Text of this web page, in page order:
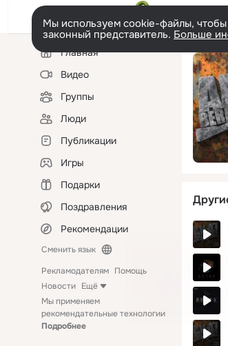
Мы используем cookie-файлы, чтобы
законный представитель. Больше
Левая
колонкаГлавная
Видео
Группы
Люди
Публикации
Игры
Подарки
Поздравления
Рекомендации
Сменить язык
Рекламодателям Помощь
Новости Ещё
Мы применяем
рекомендательные технологии
Подробнее